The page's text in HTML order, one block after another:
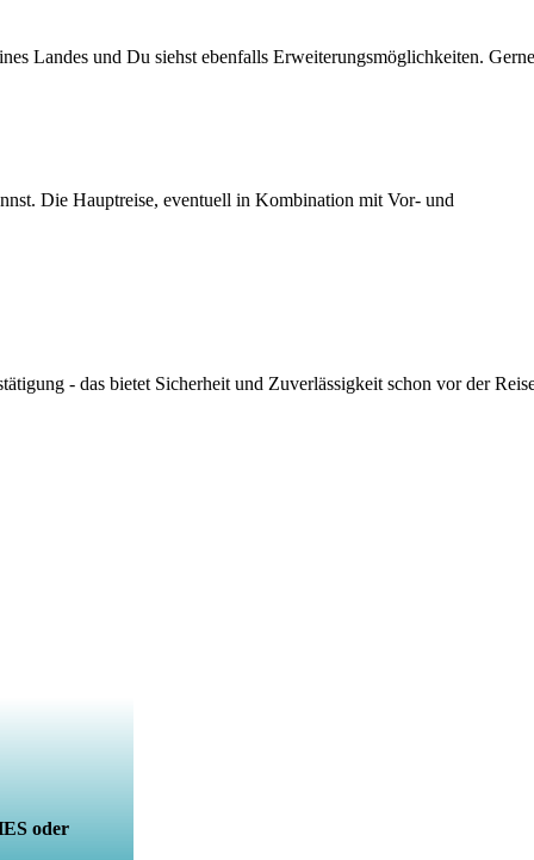
Landes und Du siehst ebenfalls Erweiterungsmöglichkeiten. Gerne
Die Hauptreise, eventuell in Kombination mit Vor- und
- das bietet Sicherheit und Zuverlässigkeit schon vor der
oder